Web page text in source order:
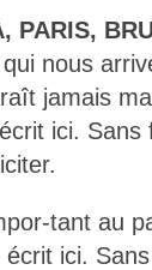
PARIS,
nous
jamais
ici.
tant au
ici.